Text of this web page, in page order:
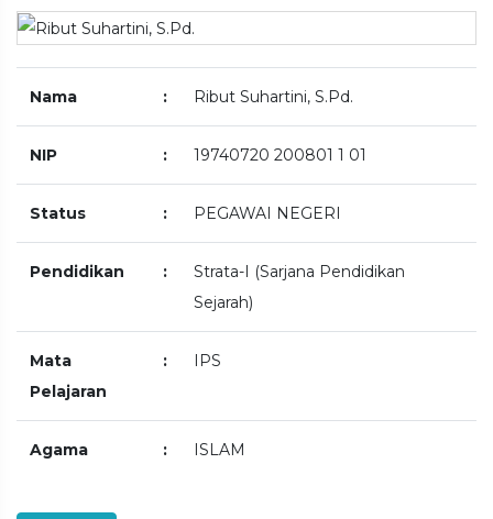
Nama : Ribut Suhartini, S.Pd.
NIP : 19740720 200801 1 01
Status : PEGAWAI NEGERI
Pendidikan :
Strata-I (Sarjana Pendidikan
Sejarah)
Mata
Pelajaran
: IPS
Agama : ISLAM